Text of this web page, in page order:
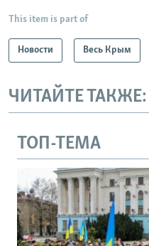
This item is part of
Новости Весь Крым
ЧИТАЙТЕ ТАКЖЕ:
ТОП-ТЕМА